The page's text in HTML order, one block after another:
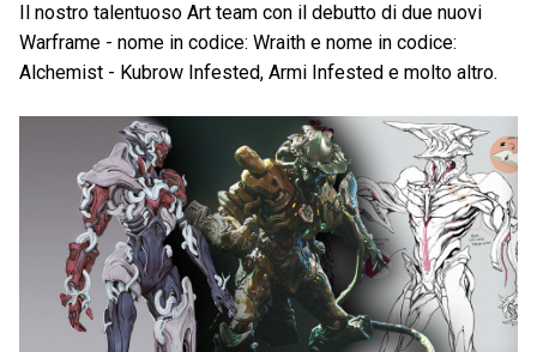
Il nostro talentuoso Art team con il debutto di due nuovi
Warframe - nome in codice: Wraith e nome in codice:
Alchemist - Kubrow Infested, Armi Infested e molto altro.